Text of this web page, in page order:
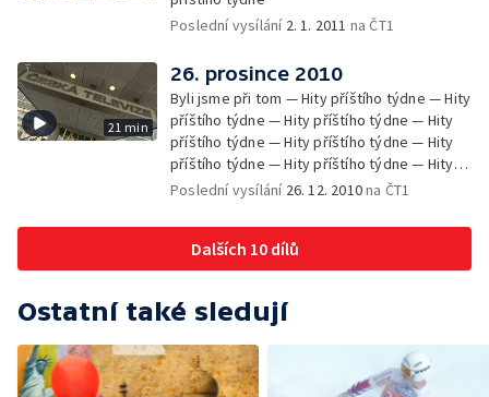
Poslední vysílání 2. 1. 2011 na ČT1
21 min
26. prosince 2010
Byli jsme při tom — Hity příštího týdne — Hity
příštího týdne — Hity příštího týdne — Hity
příštího týdne — Hity příštího týdne — Hity
příštího týdne — Hity příštího týdne — Hity
příštího týdne — Hity příštího týdne — Hity
příštího týdne
Poslední vysílání 26. 12. 2010na ČT1
Dalších 10 dílů
Ostatní také sledují